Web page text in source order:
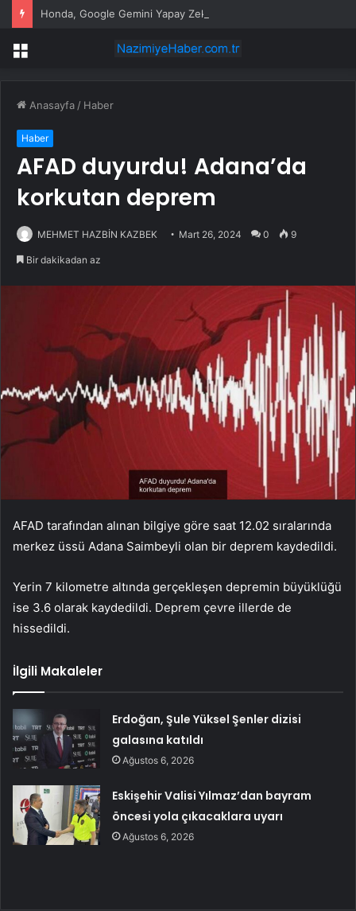
Menü
Anasayfa / Haber
Haber
AFAD duyurdu! Adana’da
korkutan deprem
MEHMET HAZBİN KAZBEK Mart 26, 2024 0 9
Bir dakikadan az
AFAD tarafından alınan bilgiye göre saat 12.02 sıralarında
merkez üssü Adana Saimbeyli olan bir deprem kaydedildi.
Yerin 7 kilometre altında gerçekleşen depremin büyüklüğü
ise 3.6 olarak kaydedildi. Deprem çevre illerde de
hissedildi.
İlgili Makaleler
Erdoğan, Şule Yüksel Şenler dizisi
galasına katıldı
Ağustos 6, 2026
Eskişehir Valisi Yılmaz’dan bayram
öncesi yola çıkacaklara uyarı
Ağustos 6, 2026